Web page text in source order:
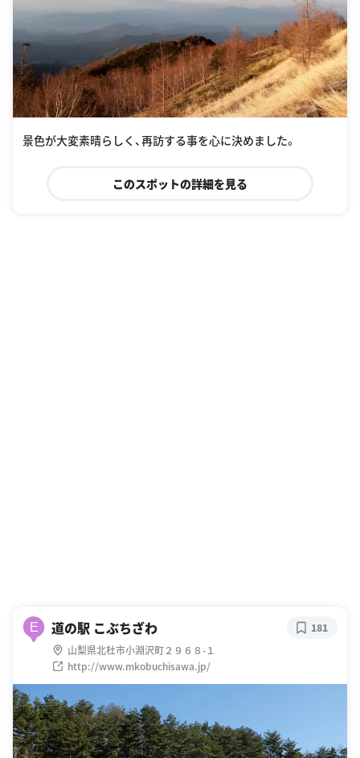
景色が大変素晴らしく、再訪する事を心に決めました。
このスポットの詳細を見る
E 道の駅 こぶちざわ
山梨県北杜市小淵沢町２９６８-１
http://www.mkobuchisawa.jp/
181